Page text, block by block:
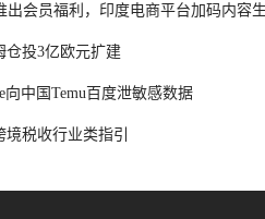
出会员福利，印度电商平台加码内容
仓投3亿欧元扩建
向中国Temu百度泄敏感数据
税收行业类指引